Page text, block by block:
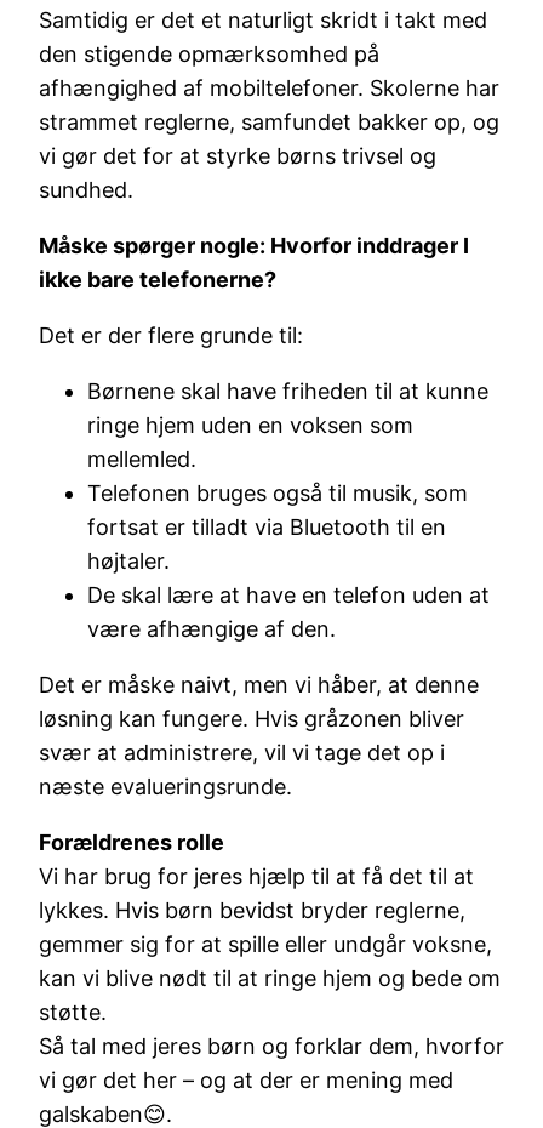
Samtidig er det et naturligt skridt i takt med
den stigende opmærksomhed på
afhængighed af mobiltelefoner. Skolerne har
strammet reglerne, samfundet bakker op, og
vi gør det for at styrke børns trivsel og
sundhed.
Måske spørger nogle: Hvorfor inddrager I
ikke bare telefonerne?
Det er der flere grunde til:
Børnene skal have friheden til at kunne
ringe hjem uden en voksen som
mellemled.
Telefonen bruges også til musik, som
fortsat er tilladt via Bluetooth til en
højtaler.
De skal lære at have en telefon uden at
være afhængige af den.
Det er måske naivt, men vi håber, at denne
løsning kan fungere. Hvis gråzonen bliver
svær at administrere, vil vi tage det op i
næste evalueringsrunde.
Forældrenes rolle
Vi har brug for jeres hjælp til at få det til at
lykkes. Hvis børn bevidst bryder reglerne,
gemmer sig for at spille eller undgår voksne,
kan vi blive nødt til at ringe hjem og bede om
støtte.
Så tal med jeres børn og forklar dem, hvorfor
vi gør det her – og at der er mening med
galskaben😊.